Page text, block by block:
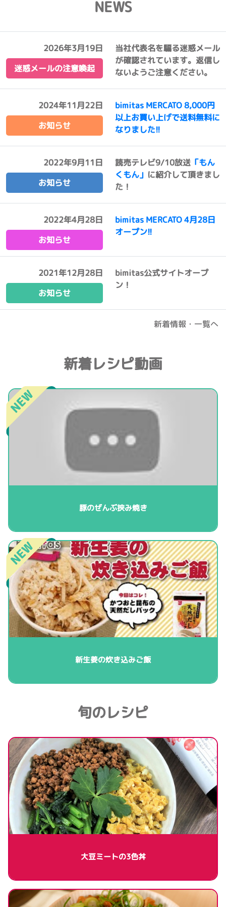
NEWS
2026年3月19日
迷惑メールの注意喚起
当社代表名を騙る迷惑メール
が確認されています。返信し
ないようご注意ください。
2024年11月22日
お知らせ
bimitas MERCATO 8,000円
以上お買い上げで送料無料に
なりました!!
2022年9月11日
お知らせ
読売テレビ9/10放送 「もん
くもん」 に紹介して頂きまし
た！
2022年4月28日
お知らせ
bimitas MERCATO 4月28日
オープン!!
2021年12月28日
お知らせ
bimitas公式サイトオープ
ン！
新着情報・一覧へ
新着レシピ動画
豚のぜんぶ挟み焼き
新生姜の炊き込みご飯
旬のレシピ
大豆ミートの3色丼